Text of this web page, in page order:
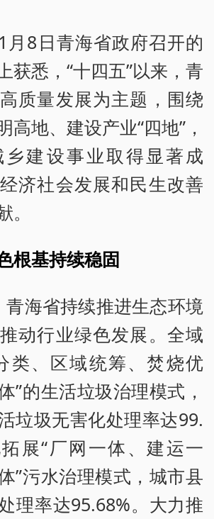
月8日青海省政府召开的
获悉，“十四五”以来，青
质量发展为主题，围绕
高地、建设产业“四地”，
建设事业取得显著成
济社会发展和民生改善
根基持续稳固
青海省持续推进生态环境
动行业绿色发展。全域
类、区域统筹、焚烧优
”的生活垃圾治理模式，
垃圾无害化处理率达99.
展“厂网一体、建运一
”污水治理模式，城市县
理率达95.68%。大力推